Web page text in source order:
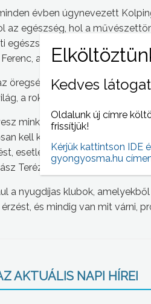
évben úgynevezett
az egészség, hol a
egészség megőrzését célzó
az egyesület vezetője.
öregségünket, tehát ahhoz,
a rokonok és család felé.
minket körül életünkben,
kell készülni, illetve
esetleg még olyan dolgokat
Teréz.
a nyugdíjas klubok,
és mindig van mit várni,
AKTUÁLIS NAPI HÍREI
Kedves
Oldalunk új címre
frissítjük!
Kérjük kattintson IDE
gyongyosma.hu